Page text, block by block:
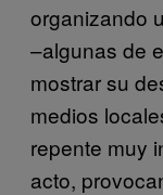
organizando
–algunas de
mostrar su
medios
repente muy
acto,